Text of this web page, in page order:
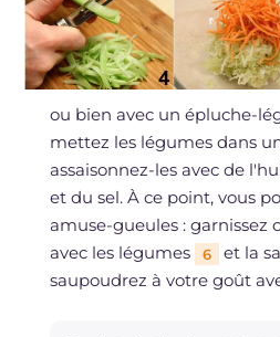
ou bien avec un épluche-
mettez les légumes dans
assaisonnez-les avec de
et du sel. À ce point, vous
amuse-gueules : garnissez
avec les légumes
6
et la
saupoudrez à votre goût